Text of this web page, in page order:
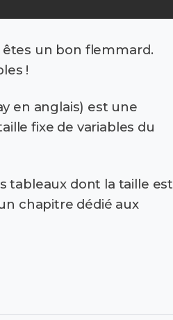
êtes un bon flemmard.
!
en anglais) est une
fixe de variables du
tableaux dont la taille est
chapitre dédié aux